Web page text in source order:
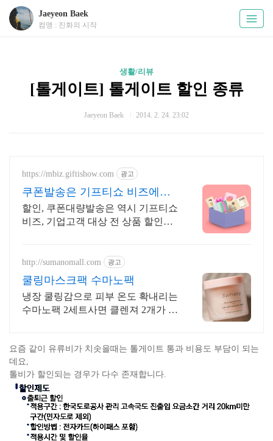
Jaeyeon Baek
컴맹 : 진화의 시작
생활/리뷰
[톨게이트] 톨게이트 할인 종류
Jaeyeon Baek 2014. 2. 24. 23:02
https://mbiz.giftishow.com 광고
쿠폰발송은 기프티쇼 비즈에서
신규고객 100% 상품혜택!
할인, 쿠폰대량발송은 역시 기프티쇼
비즈, 기업고객 대상 전 상품 할인
로 발급 가능!
http://sumanomall.com 광고
쿨링마스크팩 수마노팩
냉장 쿨링감으로 피부 온도 확내리는
수마노팩 2세트사면 클렌져 2개가 공
요즘 같이 유류비가 치솟을때는 톨게이트 통과 비용도 부담이 되는
데요,
톨비가 할인되는 경우가 다수 존재합니다.